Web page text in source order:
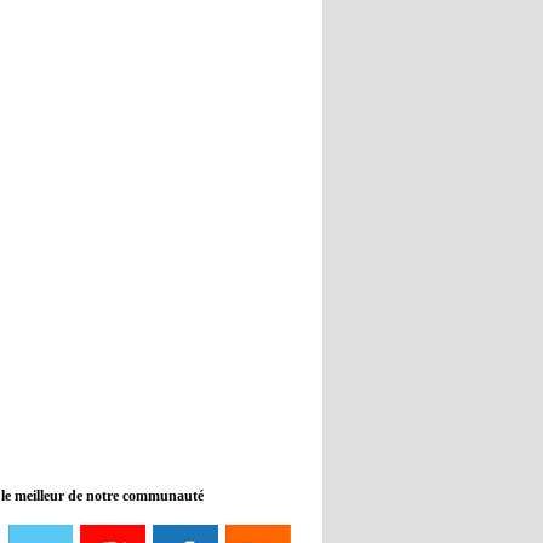
08:21 - 2022/11/08
Liverpool mis en vente par son
meilleur de notre communauté